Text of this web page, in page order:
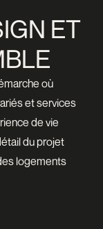
ET
où
et services
de vie
du projet
logements